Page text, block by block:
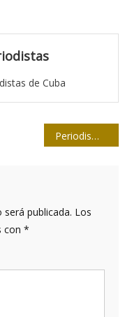
de Cuba
Periodismo en tiempos de cobertura
publicada. Los
con *